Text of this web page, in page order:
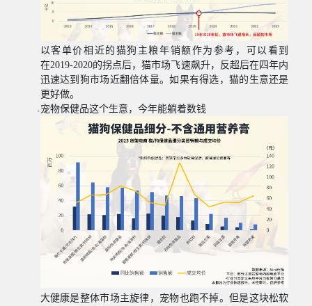
以客单价相近的猫狗主粮年销额作为参考，可以看到
在2019-2020的拐点后，猫市场飞速飙升，反超后在四年内
迅速达到狗市场近翻倍体量。如果有得选，猫的生意还是
更好做。
宠物保健品这个生意，今年能躺着数钱
大健康是整体市场主旋律，宠物也跑不掉。但是这块松软